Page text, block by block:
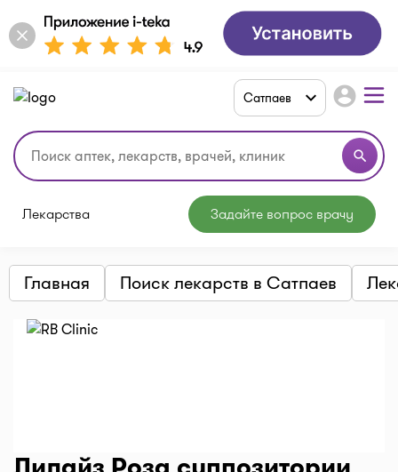
search
Сатпаев account_circle
Лекарства Задайте вопрос врачу
Главная Поиск лекарств в Сатпаев